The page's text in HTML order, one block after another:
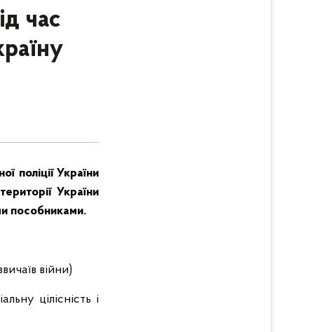
час
поліції України
України
пособниками.
війни)
цілісність і